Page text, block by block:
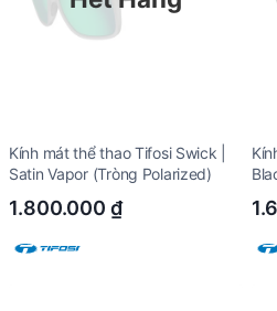
Kính mát thể thao Tifosi Swick |
Satin Vapor (Tròng Polarized)
1.800.000 ₫